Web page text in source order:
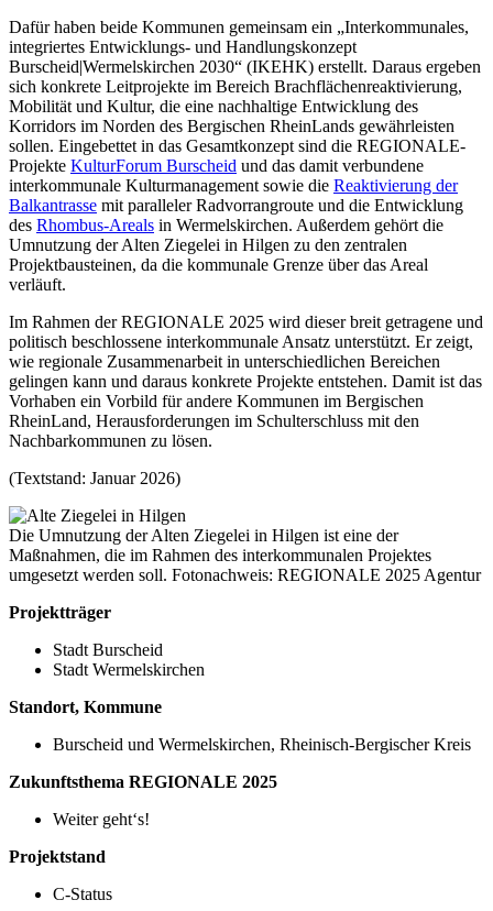
Dafür haben beide Kommunen gemeinsam ein „Interkommunales,
integriertes Entwicklungs- und Handlungskonzept
Burscheid|Wermelskirchen 2030“ (IKEHK) erstellt. Daraus ergeben
sich konkrete Leitprojekte im Bereich Brachflächenreaktivierung,
Mobilität und Kultur, die eine nachhaltige Entwicklung des
Korridors im Norden des Bergischen RheinLands gewährleisten
sollen. Eingebettet in das Gesamtkonzept sind die REGIONALE-
Projekte KulturForum Burscheid und das damit verbundene
interkommunale Kulturmanagement sowie die Reaktivierung der
Balkantrasse mit paralleler Radvorrangroute und die Entwicklung
des Rhombus-Areals in Wermelskirchen. Außerdem gehört die
Umnutzung der Alten Ziegelei in Hilgen zu den zentralen
Projektbausteinen, da die kommunale Grenze über das Areal
verläuft.
Im Rahmen der REGIONALE 2025 wird dieser breit getragene und
politisch beschlossene interkommunale Ansatz unterstützt. Er zeigt,
wie regionale Zusammenarbeit in unterschiedlichen Bereichen
gelingen kann und daraus konkrete Projekte entstehen. Damit ist das
Vorhaben ein Vorbild für andere Kommunen im Bergischen
RheinLand, Herausforderungen im Schulterschluss mit den
Nachbarkommunen zu lösen.
(Textstand: Januar 2026)
Die Umnutzung der Alten Ziegelei in Hilgen ist eine der
Maßnahmen, die im Rahmen des interkommunalen Projektes
umgesetzt werden soll. Fotonachweis: REGIONALE 2025 Agentur
Projektträger
Stadt Burscheid
Stadt Wermelskirchen
Standort, Kommune
Burscheid und Wermelskirchen, Rheinisch-Bergischer Kreis
Zukunftsthema REGIONALE 2025
Weiter geht‘s!
Projektstand
C-Status